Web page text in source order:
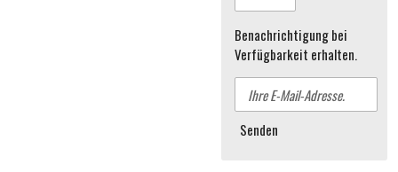
Benachrichtigung bei
Verfügbarkeit erhalten.
Senden